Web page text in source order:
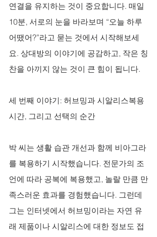
연결을 유지하는 것이 중요합니다. 매일
10분, 서로의 눈을 바라보며 “오늘 하루
어땠어?”라고 묻는 것에서 시작해보세
요. 상대방의 이야기에 공감하고, 작은 칭
찬을 아끼지 않는 것이 큰 힘이 됩니다.
세 번째 이야기: 허브밍과 시알리스복용
시간, 그리고 선택의 순간
박 씨는 생활 습관 개선과 함께 비아그라
를 복용하기 시작했습니다. 전문가의 조
언에 따라 공복에 복용했고, 놀랄 만큼 만
족스러운 효과를 경험했습니다. 그런데
그는 인터넷에서 허브밍이라는 자연 유
래 제품이나 시알리스에 대한 정보도 접